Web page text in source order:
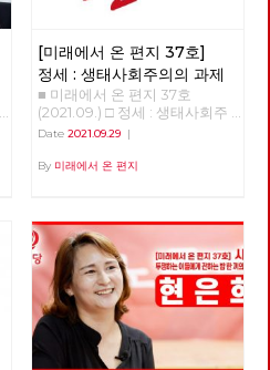
[미래에서 온 편지 37호]
정세 : 생태사회주의의 과제
■ 미래에서 온 편지 37호
(2021.09.) □ 정세 : 생태사회주
의의 과제 >>>>>>>> 업로드 준
Date 2021.09.29|
By 미래에서 온 편지